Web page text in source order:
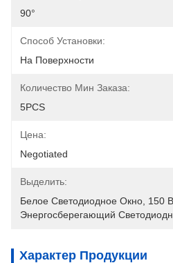
90°
Способ Установки:
На Поверхности
Количество Мин Заказа:
5PCS
Цена:
Negotiated
Выделить:
Белое Светодиодное Окно 150
Энергосберегающий
Характер Продукции